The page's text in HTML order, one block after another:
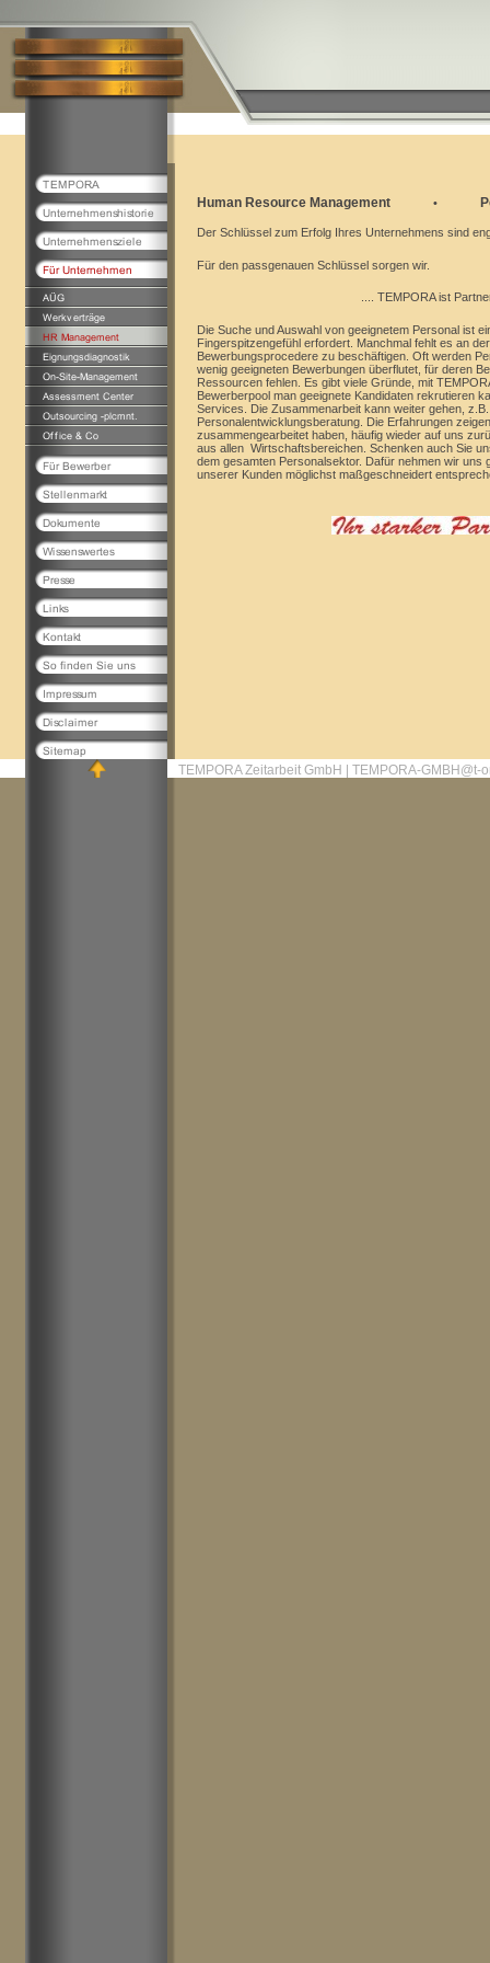
Human Resource Management •
Der Schlüssel zum Erfolg Ihres Unternehmens sind
Für den passgenauen Schlüssel sorgen wir.
.... TEMPORA ist Partner für
Die Suche und Auswahl von geeignetem Personal ist
Fingerspitzengefühl erfordert. Manchmal fehlt es an
Bewerbungsprocedere zu beschäftigen. Oft werden
wenig geeigneten Bewerbungen überflutet, für deren
Ressourcen fehlen. Es gibt viele Gründe, mit
Bewerberpool man geeignete Kandidaten rekrutieren
Services. Die Zusammenarbeit kann weiter gehen,
Personalentwicklungsberatung. Die Erfahrungen
zusammengearbeitet haben, häufig wieder auf uns
aus allen Wirtschaftsbereichen. Schenken auch Sie
dem gesamten Personalsektor. Dafür nehmen wir uns
unserer Kunden möglichst maßgeschneidert
TEMPORA Zeitarbeit GmbH | TEMPORA-GMBH@t-